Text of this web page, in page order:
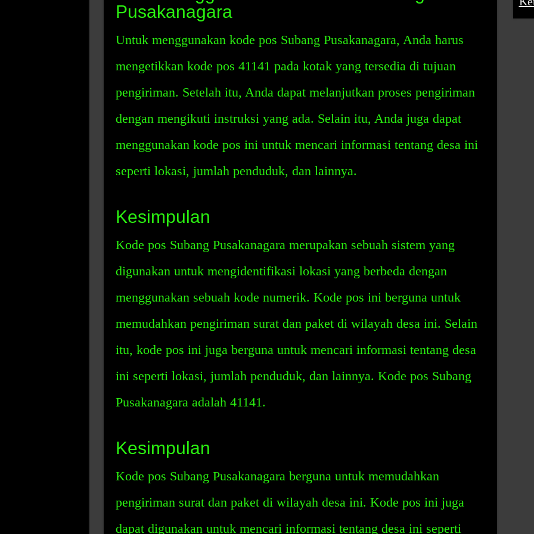
Pusakanagara
Untuk menggunakan kode pos Subang Pusakanagara, Anda harus
mengetikkan kode pos 41141 pada kotak yang tersedia di tujuan
pengiriman. Setelah itu, Anda dapat melanjutkan proses pengiriman
dengan mengikuti instruksi yang ada. Selain itu, Anda juga dapat
menggunakan kode pos ini untuk mencari informasi tentang desa ini
seperti lokasi, jumlah penduduk, dan lainnya.
Kesimpulan
Kode pos Subang Pusakanagara merupakan sebuah sistem yang
digunakan untuk mengidentifikasi lokasi yang berbeda dengan
menggunakan sebuah kode numerik. Kode pos ini berguna untuk
memudahkan pengiriman surat dan paket di wilayah desa ini. Selain
itu, kode pos ini juga berguna untuk mencari informasi tentang desa
ini seperti lokasi, jumlah penduduk, dan lainnya. Kode pos Subang
Pusakanagara adalah 41141.
Kesimpulan
Kode pos Subang Pusakanagara berguna untuk memudahkan
pengiriman surat dan paket di wilayah desa ini. Kode pos ini juga
dapat digunakan untuk mencari informasi tentang desa ini seperti